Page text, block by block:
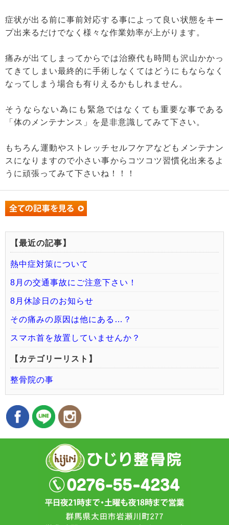
症状が出る前に事前対応する事によって良い状態をキー
プ出来るだけでなく様々な作業効率が上がります。
痛みが出てしまってからでは治療代も時間も沢山かかっ
てきてしまい最終的に手術しなくてはどうにもならなく
なってしまう場合も有りえるかもしれません。
そうならない為にも緊急ではなくても重要な事である
「体のメンテナンス」を是非意識してみて下さい。
もちろん運動やストレッチセルフケアなどもメンテナン
スになりますので小さい事からコツコツ習慣化出来るよ
うに頑張ってみて下さいね！！！
【最近の記事】
熱中症対策について
8月の交通事故にご注意下さい！
8月休診日のお知らせ
その痛みの原因は他にある…？
スマホ首を放置していませんか？
【カテゴリーリスト】
整骨院の事